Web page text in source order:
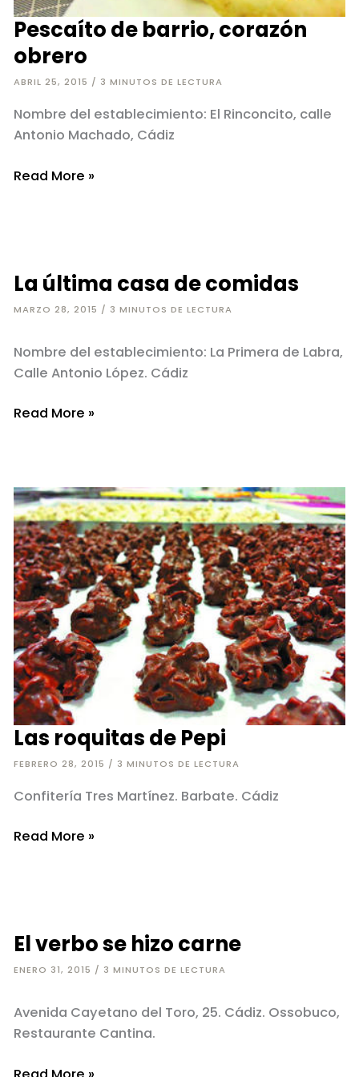
Pescaíto de barrio, corazón
obrero
ABRIL 25, 2015 / 3 MINUTOS DE LECTURA
Nombre del establecimiento: El Rinconcito, calle
Antonio Machado, Cádiz
Pescaíto
Read More »
La última casa de comidas
MARZO 28, 2015 / 3 MINUTOS DE LECTURA
Nombre del establecimiento: La Primera de Labra,
Calle Antonio López. Cádiz
La
comidas
Read More »
Las roquitas de Pepi
FEBRERO 28, 2015 / 3 MINUTOS DE LECTURA
Confitería Tres Martínez. Barbate. Cádiz
Las
Read More »
El verbo se hizo carne
ENERO 31, 2015 / 3 MINUTOS DE LECTURA
Avenida Cayetano del Toro, 25. Cádiz. Ossobuco,
Restaurante Cantina.